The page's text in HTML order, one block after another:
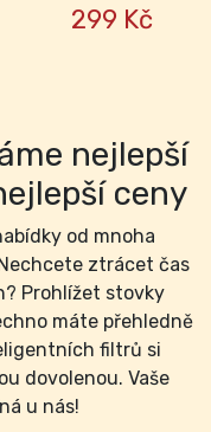
299 Kč
nejlepší
ceny
od mnoha
ztrácet čas
Prohlížet stovky
máte přehledně
filtrů si
dovolenou. Vaše
u nás!